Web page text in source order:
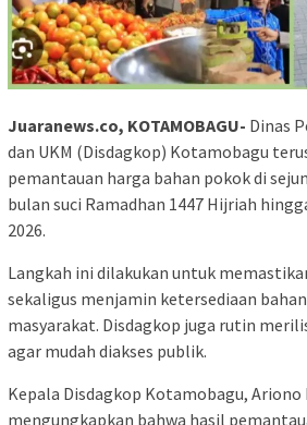
Juaranews.co, KOTAMOBAGU- Dinas
dan UKM (Disdagkop) Kotamobagu
pemantauan harga bahan pokok di
bulan suci Ramadhan 1447 Hijriah
2026.
Langkah ini dilakukan untuk
sekaligus menjamin ketersediaan
masyarakat. Disdagkop juga rutin
agar mudah diakses publik.
Kepala Disdagkop Kotamobagu, Ariono
mengungkapkan bahwa hasil